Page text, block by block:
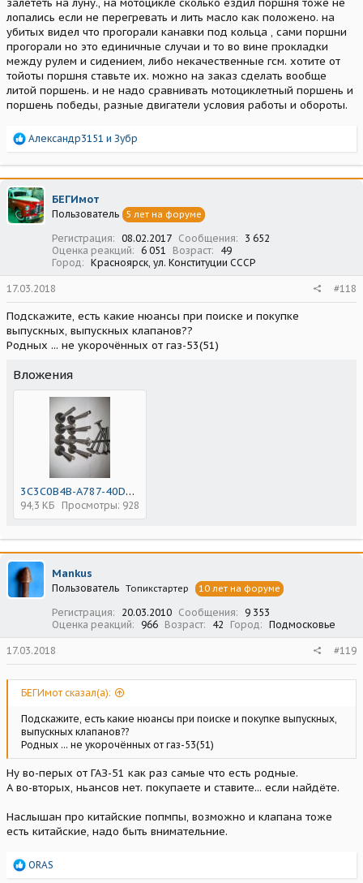
лопались если не перегревать и лить масло как положено. на
убитых видел что прогорали канавки под кольца , сами поршни
прогорали но это единичные случаи и то во вине прокладки
между рулем и сидением, либо некачественные гсм. хотите от
тойоты поршня ставьте их. можно на заказ сделать вообще
литой поршень. и не надо сравнивать мотоциклетный поршень и
поршень победы, разные двигатели условия работы и обороты.
Р
а
к
ц
и
и
Александр3151 и Зубр
БЕГИмот
Пользователь 5 лет на форуме
Регистрация 08.02.2017 Сообщения
3 652
Оценка реакций
6 051 Возраст
49
Город
Красноярск, ул. Конституции СССР
17.03.2018 #118
Подскажите, есть какие нюансы при поиске и покупке
выпускных, выпускных клапанов??
Родных ... не укорочённых от газ-53(51)
Вложения
3C3C0B4B-A787-40D6-AE48-40211C6AC7B6.jpeg
94,3 КБ Просмотры: 928
Mankus
Пользователь Топикстартер 10 лет на форуме
Регистрация 20.03.2010 Сообщения
9 353
Оценка реакций
966 Возраст 42 Город Подмосковье
17.03.2018 #119
БЕГИмот сказал(а):
Подскажите, есть какие нюансы при поиске и покупке выпускных,
выпускных клапанов??
Родных ... не укорочённых от газ-53(51)
Ну во-перых от ГАЗ-51 как раз самые что есть родные.
А во-вторых, ньансов нет. покупаете и ставите... если найдёте.
Наслышан про китайские попмпы, возможно и клапана тоже
есть китайские, надо быть внимательние.
Р
ORAS